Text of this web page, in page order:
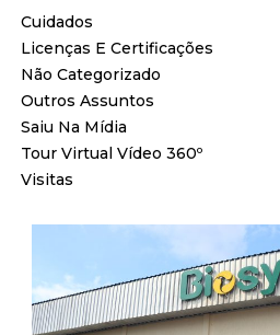
Cuidados
Licenças E Certificações
Não Categorizado
Outros Assuntos
Saiu Na Mídia
Tour Virtual Vídeo 360º
Visitas